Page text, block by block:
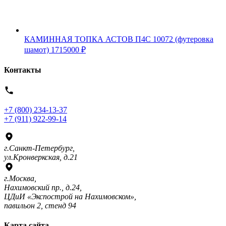
КАМИННАЯ ТОПКА АСТОВ П4С 10072 (футеровка
шамот) 1715000 ₽
Контакты
+7 (800) 234-13-37
+7 (911) 922-99-14
г.Санкт-Петербург,
ул.Кронверкская, д.21
г.Москва,
Нахимовский пр., д.24,
ЦДиИ «Экспострой на Нахимовском»,
павильон 2, стенд 94